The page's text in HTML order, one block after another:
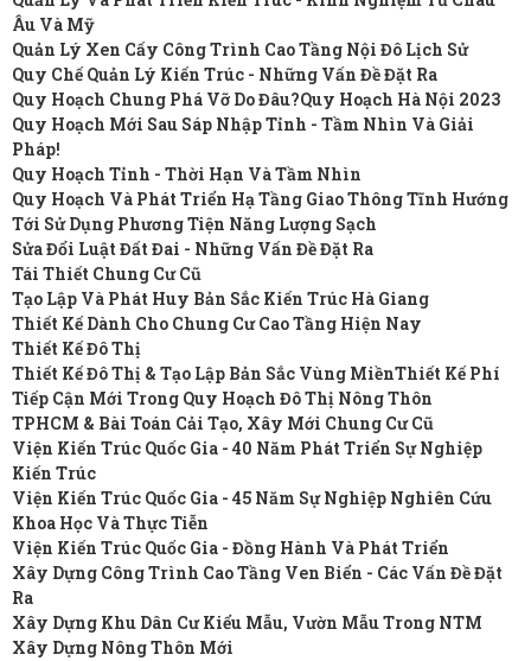
Âu Và Mỹ
Quản Lý Xen Cấy Công Trình Cao Tầng Nội Đô Lịch Sử
Quy Chế Quản Lý Kiến Trúc - Những Vấn Đề Đặt Ra
Quy Hoạch Chung Phá Vỡ Do Đâu?Quy Hoạch Hà Nội 2023
Quy Hoạch Mới Sau Sáp Nhập Tỉnh - Tầm Nhìn Và Giải
Pháp!
Quy Hoạch Tỉnh - Thời Hạn Và Tầm Nhìn
Quy Hoạch Và Phát Triển Hạ Tầng Giao Thông Tĩnh Hướng
Tới Sử Dụng Phương Tiện Năng Lượng Sạch
Sửa Đổi Luật Đất Đai - Những Vấn Đề Đặt Ra
Tái Thiết Chung Cư Cũ
Tạo Lập Và Phát Huy Bản Sắc Kiến Trúc Hà Giang
Thiết Kế Dành Cho Chung Cư Cao Tầng Hiện Nay
Thiết Kế Đô Thị
Thiết Kế Đô Thị & Tạo Lập Bản Sắc Vùng MiềnThiết Kế Phí
Tiếp Cận Mới Trong Quy Hoạch Đô Thị Nông Thôn
TPHCM & Bài Toán Cải Tạo, Xây Mới Chung Cư Cũ
Viện Kiến Trúc Quốc Gia - 40 Năm Phát Triển Sự Nghiệp
Kiến Trúc
Viện Kiến Trúc Quốc Gia - 45 Năm Sự Nghiệp Nghiên Cứu
Khoa Học Và Thực Tiễn
Viện Kiến Trúc Quốc Gia - Đồng Hành Và Phát Triển
Xây Dựng Công Trình Cao Tầng Ven Biển - Các Vấn Đề Đặt
Ra
Xây Dựng Khu Dân Cư Kiểu Mẫu, Vườn Mẫu Trong NTM
Xây Dựng Nông Thôn Mới